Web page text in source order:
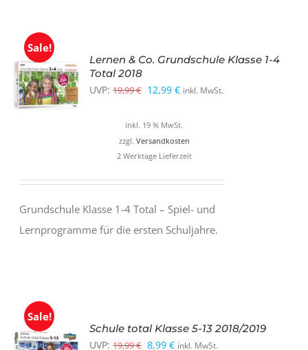
Sale!
IN DEN
WARENKORB
Lernen & Co. Grundschule Klasse 1-4
Total 2018
UVP: 19,99€ Ursprünglicher
war:
19,99 €
12,99€Aktueller
ist:
12,99 €.
inkl. MwSt.
inkl. 19 % MwSt.
zzgl. Versandkosten
2 Werktage Lieferzeit
Grundschule Klasse 1-4 Total – Spiel- und
Lernprogramme für die ersten Schuljahre.
Sale!
IN DEN
Schule total Klasse 5-13 2018/2019
UVP: 19,99€ Ursprünglicher
8,99€Aktueller
inkl. MwSt.